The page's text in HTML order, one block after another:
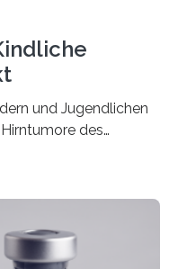
und Jugendlichen
des
Methoden geheilt
Therapien, die
und normales